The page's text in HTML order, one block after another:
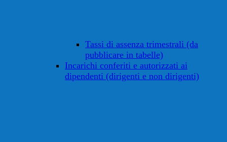
Tassi di assenza trimestrali (da
pubblicare in tabelle)
Incarichi conferiti e autorizzati ai
dipendenti (dirigenti e non dirigenti)